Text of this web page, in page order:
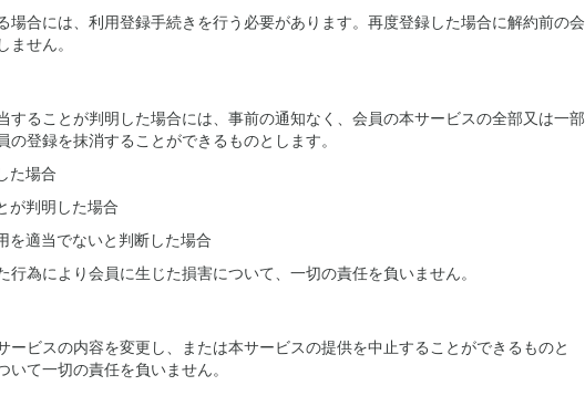
合には、利用登録手続きを行う必要があります。再度登録した場合に解約前の会
せん。
ることが判明した場合には、事前の通知なく、会員の本サービスの全部又は一部
登録を抹消することができるものとします。
た場合
判明した場合
適当でないと判断した場合
為により会員に生じた損害について、一切の責任を負いません。
ービスの内容を変更し、または本サービスの提供を中止することができるものと
て一切の責任を負いません。